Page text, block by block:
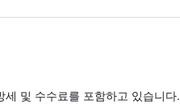
및 수수료를 포함하고 있습니다.